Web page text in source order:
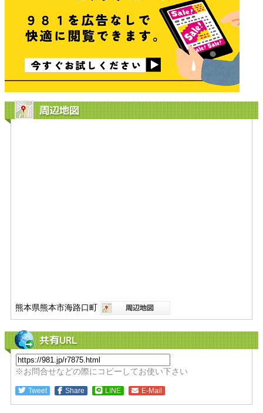
周辺地図
熊本県熊本市海路口町
共有URL
※お問合せなどの際にコピーしてお使い下さい
Tweet Share LINE E-Mail